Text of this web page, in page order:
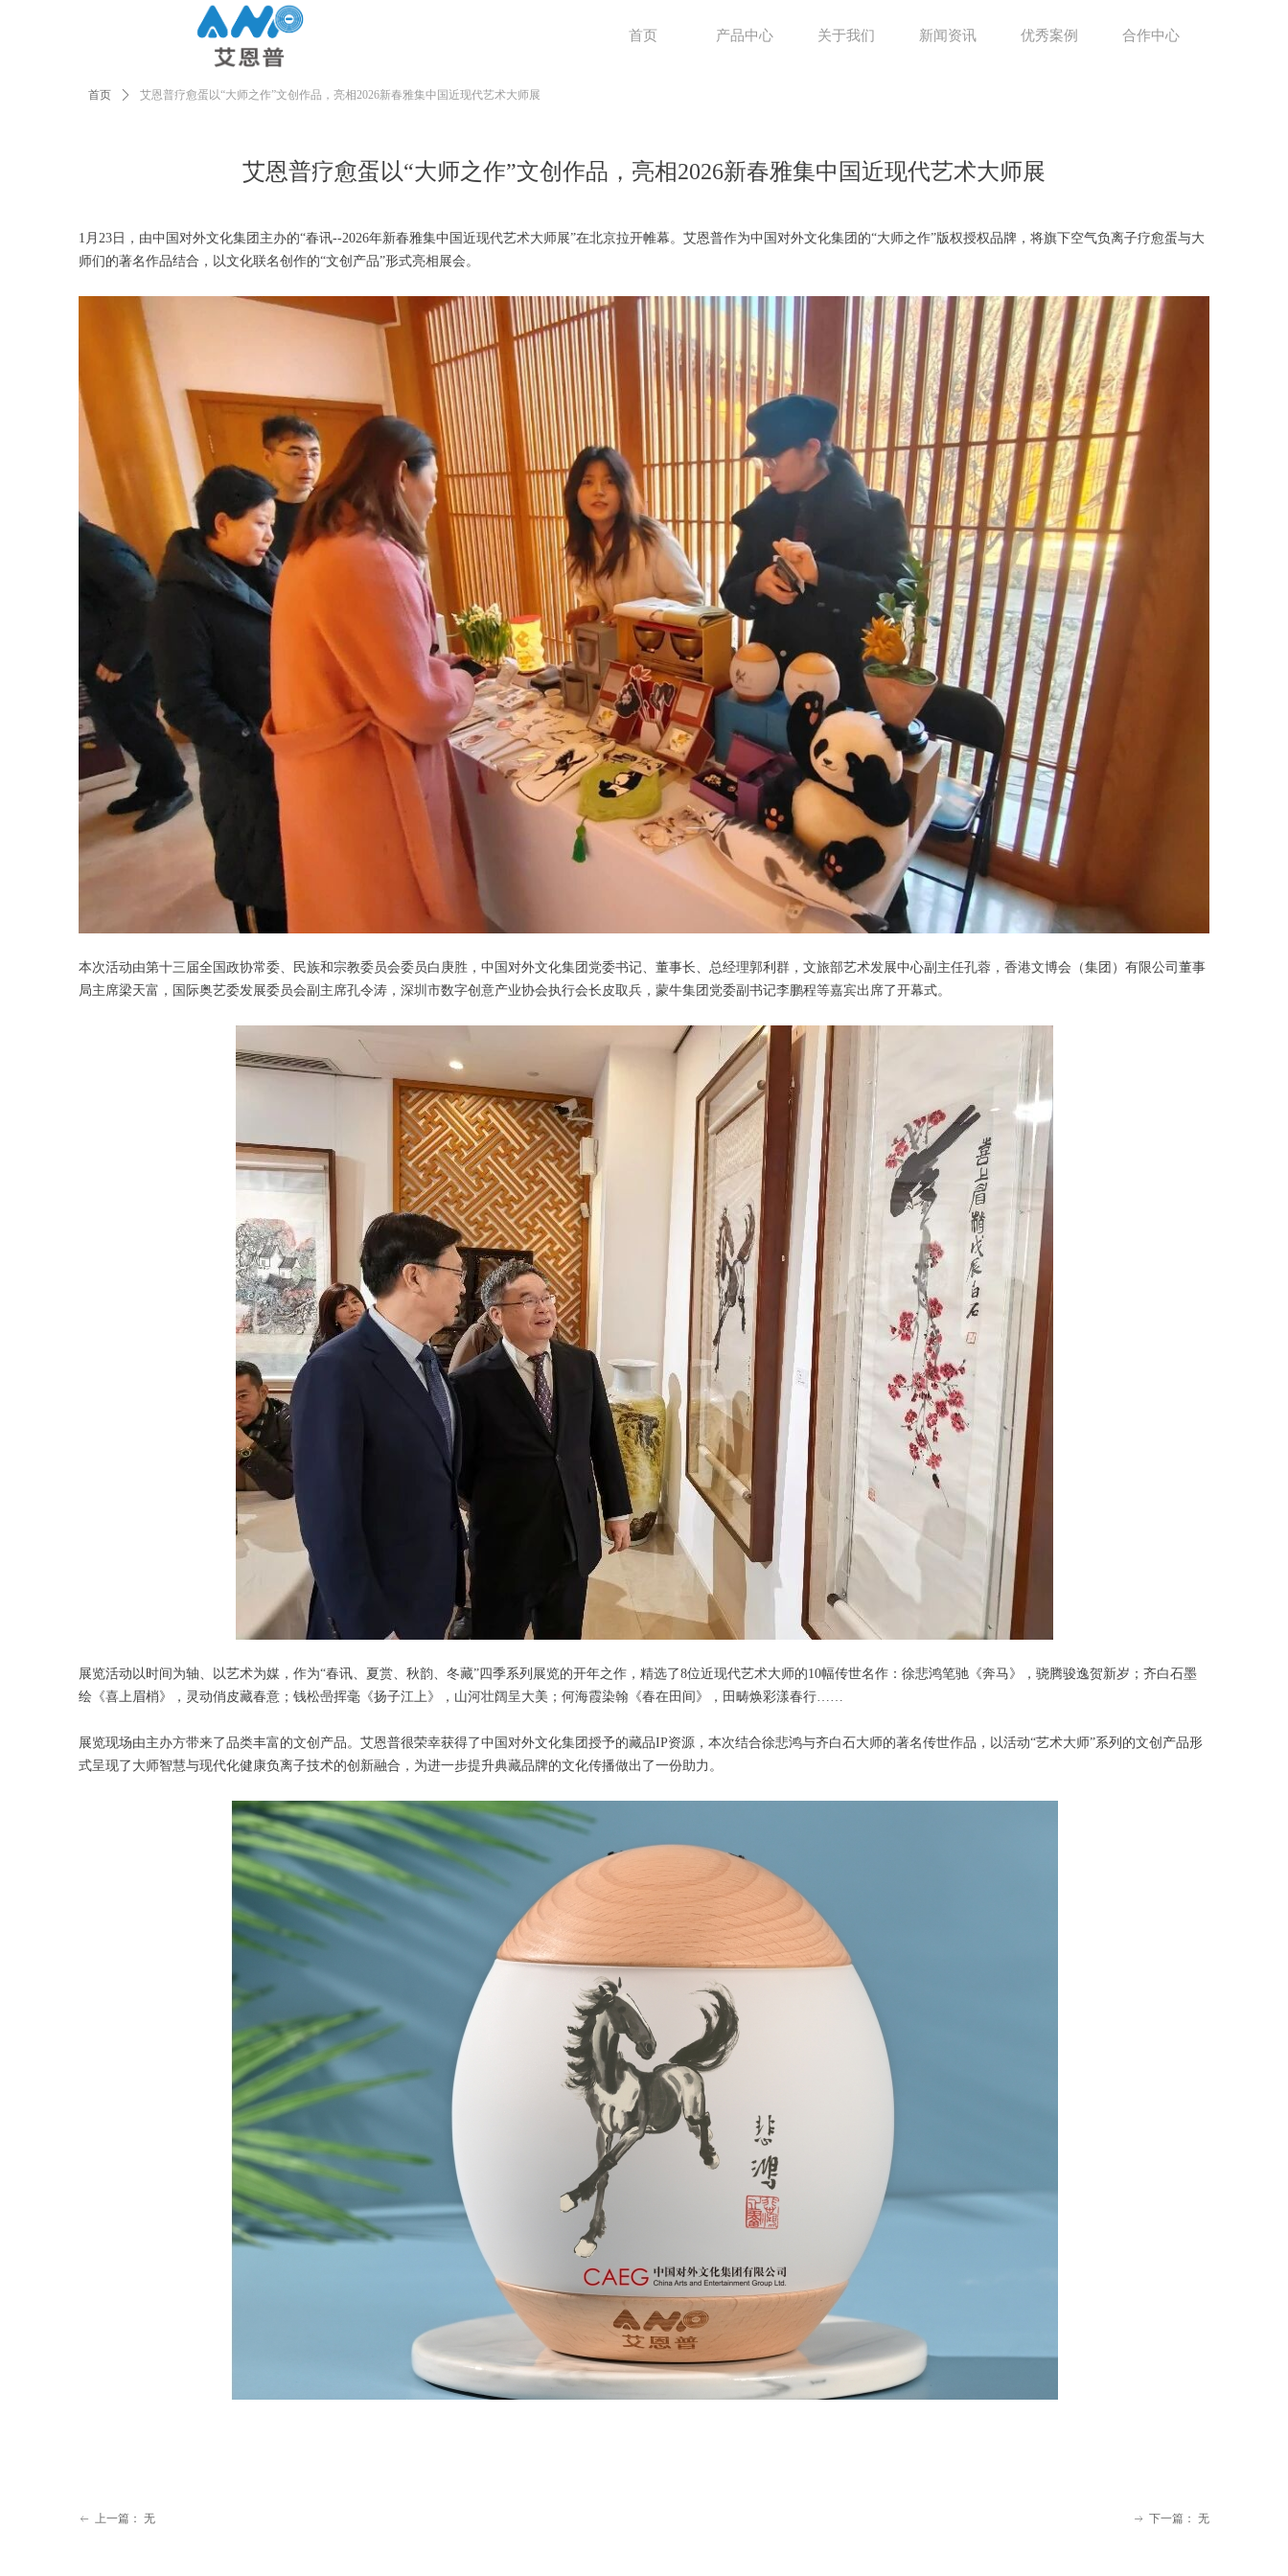
首页 产品中心 关于我们 新闻资讯 优秀案例 合作中心
艾恩普疗愈蛋以“大师之作”文创作品，亮相2026新春雅集中国近现代艺术大师展
首页 ꄲ 艾恩普疗愈蛋以“大师之作”文创作品，亮相2026新春雅集中国近现代艺术大师展
1月23日，由中国对外文化集团主办的“春讯--2026年新春雅集中国近现代艺术大师展”在北京拉开帷幕。艾恩普作为中国对外文化集团的“大师之作”版权授权品牌，将旗下空气负离子疗愈蛋与大
师们的著名作品结合，以文化联名创作的“文创产品”形式亮相展会。
本次活动由第十三届全国政协常委、民族和宗教委员会委员白庚胜，中国对外文化集团党委书记、董事长、总经理郭利群，文旅部艺术发展中心副主任孔蓉，香港文博会（集团）有限公司董事
局主席梁天富，国际奥艺委发展委员会副主席孔令涛，深圳市数字创意产业协会执行会长皮取兵，蒙牛集团党委副书记李鹏程等嘉宾出席了开幕式。
展览活动以时间为轴、以艺术为媒，作为“春讯、夏赏、秋韵、冬藏”四季系列展览的开年之作，精选了8位近现代艺术大师的10幅传世名作：徐悲鸿笔驰《奔马》，骁腾骏逸贺新岁；齐白石墨
绘《喜上眉梢》，灵动俏皮藏春意；钱松喦挥毫《扬子江上》，山河壮阔呈大美；何海霞染翰《春在田间》，田畴焕彩漾春行……
展览现场由主办方带来了品类丰富的文创产品。艾恩普很荣幸获得了中国对外文化集团授予的藏品IP资源，本次结合徐悲鸿与齐白石大师的著名传世作品，以活动“艺术大师”系列的文创产品形
式呈现了大师智慧与现代化健康负离子技术的创新融合，为进一步提升典藏品牌的文化传播做出了一份助力。
ꂃ 上一篇： 无 ꁹ 下一篇： 无